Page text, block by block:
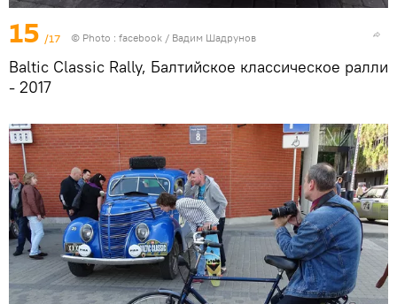
15 /17 © Photo : facebook / Вадим Шадрунов
Baltic Classic Rally, Балтийское классическое ралли
- 2017